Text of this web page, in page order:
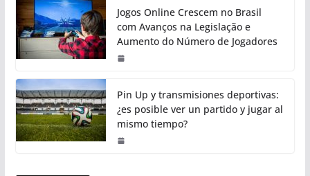
Jogos Online Crescem no Brasil
com Avanços na Legislação e
Aumento do Número de Jogadores
Pin Up y transmisiones deportivas:
¿es posible ver un partido y jugar al
mismo tiempo?